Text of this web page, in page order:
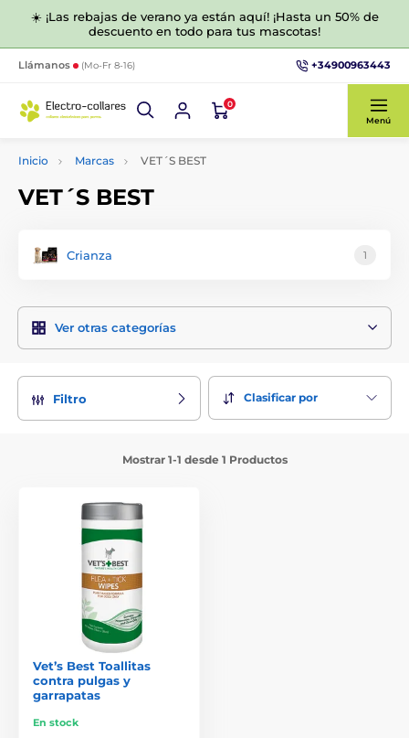
☀️ ¡Las rebajas de verano ya están aquí! ¡Hasta un 50% de
descuento en todo para tus mascotas!
Llámanos (Mo-Fr 8-16) +34900963443
0
Menú
Inicio Marcas VET´S BEST
VET´S BEST
Crianza 1
Ver otras categorías
Filtro Clasificar por
Mostrar 1-1 desde 1 Productos
Vet’s Best Toallitas
contra pulgas y
garrapatas
En stock